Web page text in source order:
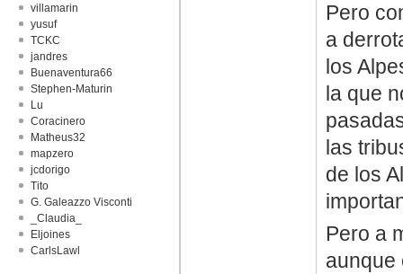
villamarin
yusuf
TCKC
jandres
Buenaventura66
Stephen-Maturin
Lu
Coracinero
Matheus32
mapzero
jcdorigo
Tito
G. Galeazzo Visconti
_Claudia_
Eljoines
CarlsLawl
Pero
a
los
la que
las
de los
Pero a
aunque